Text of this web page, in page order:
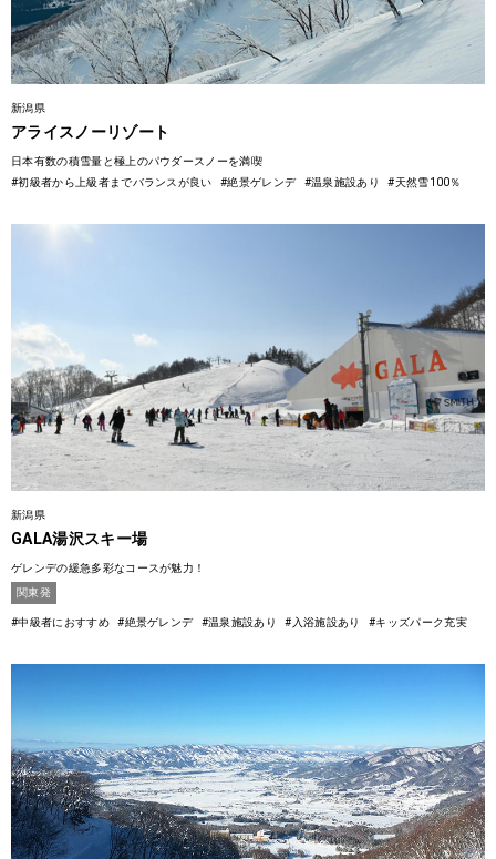
新潟県
アライスノーリゾート
日本有数の積雪量と極上のパウダースノーを満喫
#初級者から上級者までバランスが良い
#絶景ゲレンデ #温泉施設あり #天然雪100％
新潟県
GALA湯沢スキー場
ゲレンデの緩急多彩なコースが魅力！
関東発
#中級者におすすめ #絶景ゲレンデ #温泉施設あり #入浴施設あり #キッズパーク充実